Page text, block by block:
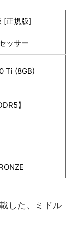
[正規版]
ッサー
Ti (8GB)
】
した、ミドル